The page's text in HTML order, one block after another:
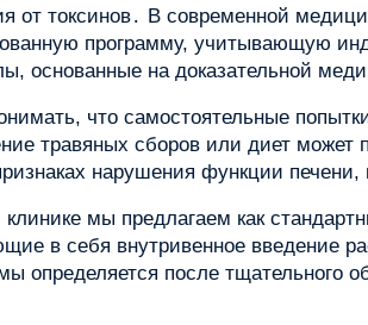
от токсинов․ В современной
программу, учитывающую
основанные на доказательной
что самостоятельные
травяных сборов или диет может
нарушения функции печени,
мы предлагаем как
в себя внутривенное введение
определяется после тщательного